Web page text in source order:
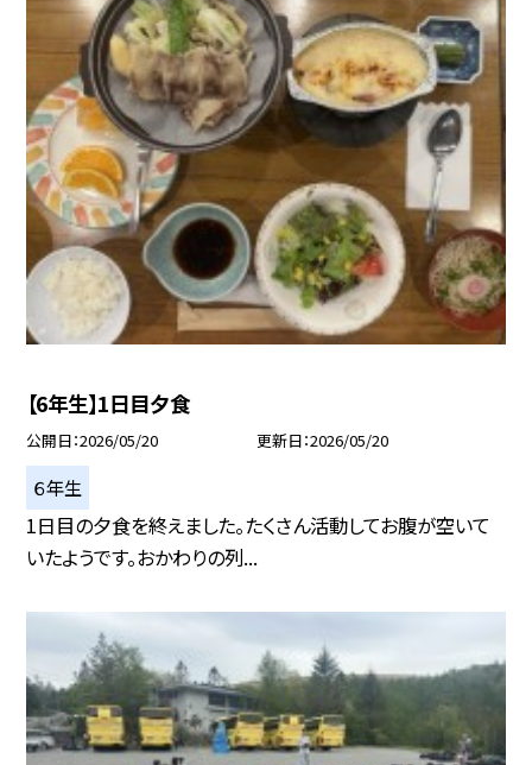
【6年生】1日目夕食
公開日 2026/05/20 更新日 2026/05/20
６年生
1日目の夕食を終えました。たくさん活動してお腹が空いて
いたようです。おかわりの列...